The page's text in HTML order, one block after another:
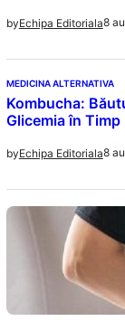
byEchipa Editoriala8
MEDICINA ALTERNATIVA
Kombucha:
Glicemia în Timp
byEchipa Editoriala8